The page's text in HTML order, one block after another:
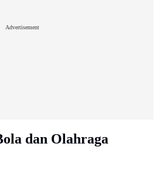
Advertisement
dan Olahraga